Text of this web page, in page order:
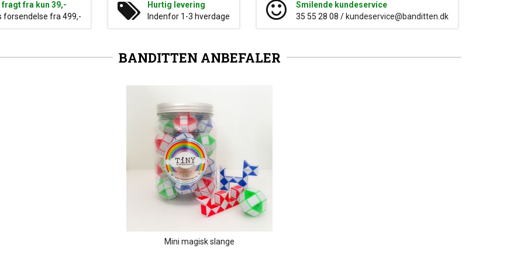
fragt fra kun 39,-
forsendelse fra 499,-
Hurtig levering
Indenfor 1-3 hverdage
Smilende kundeservice
35 55 28 08 / kundeservice@banditten.dk
BANDITTEN ANBEFALER
Mini magisk slange